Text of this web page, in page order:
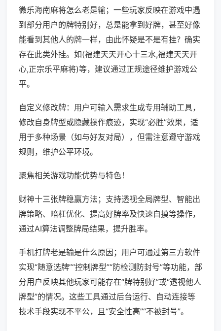
微乐海南麻将怎么老是输；一些玩家反映在游戏中遇
到部分用户的牌特别好，总是能拿到好牌，甚至好像
能看到其他人的牌一样，由此怀疑是不是有挂？确实
存在此类外挂。如(福建天天开心十三水,福建天天开
心,正宗乐平麻将)等，建议通过正规途径维护游戏公
平。
自定义修改牌：用户可输入需求生成专用辅助工具，
修改自身牌型或隐藏操作痕迹，实现“必胜”效果，适
用于多种场景（如与好友对局），但需注意遵守游戏
规则，维护公平环境。
聚焦相关游戏功能优势与特色！
财神十三张牌稳赢方法；支持透视全局牌型、智能出
牌策略、暗杠优化、提高好牌率及快速自摸等操作，
通过AI算法调整牌局结果，提升胜率。
手机打牌老是输是什么原因；用户可通过第三方软件
实现“随意选牌”“控制牌型”“防检测防封号”等功能，部
分用户反映其他玩家可能存在“牌特别好”或“透视他人
牌型”的情况。这些工具通过后台运行、自动连接等
技术手段实现不平公，且“安全性高”“不被封号”。